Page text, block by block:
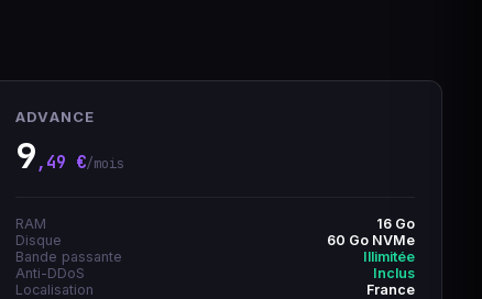
ADVANCE
9,49 €/mois
RAM
16 Go
Disque
60 Go NVMe
Bande passante
Illimitée
Anti-DDoS
Inclus
Localisation
France